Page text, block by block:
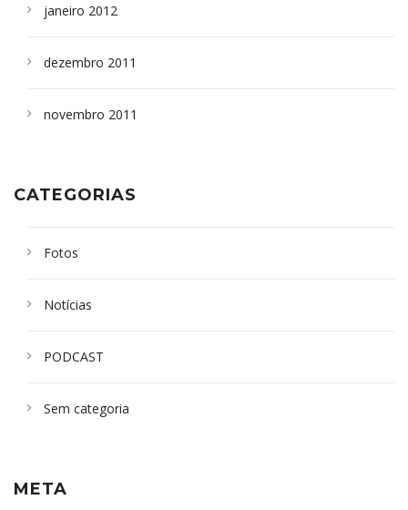
janeiro 2012
dezembro 2011
novembro 2011
CATEGORIAS
Fotos
Notícias
PODCAST
Sem categoria
META